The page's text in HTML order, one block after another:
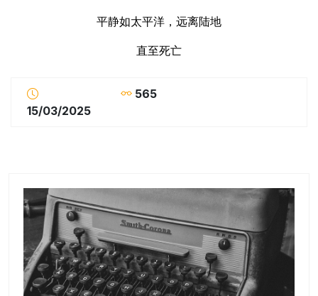
平静如太平洋，远离陆地
直至死亡
15/03/2025
565